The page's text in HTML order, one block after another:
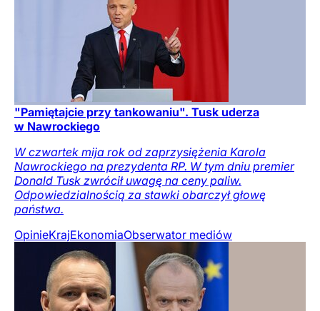
"Pamiętajcie przy tankowaniu". Tusk uderza
w Nawrockiego
W czwartek mija rok od zaprzysiężenia Karola
Nawrockiego na prezydenta RP. W tym dniu premier
Donald Tusk zwrócił uwagę na ceny paliw.
Odpowiedzialnością za stawki obarczył głowę
państwa.
OpinieKrajEkonomiaObserwator mediów